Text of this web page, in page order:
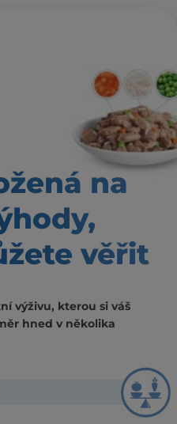
na
věřit
výživu, kterou si váš
hned v několika